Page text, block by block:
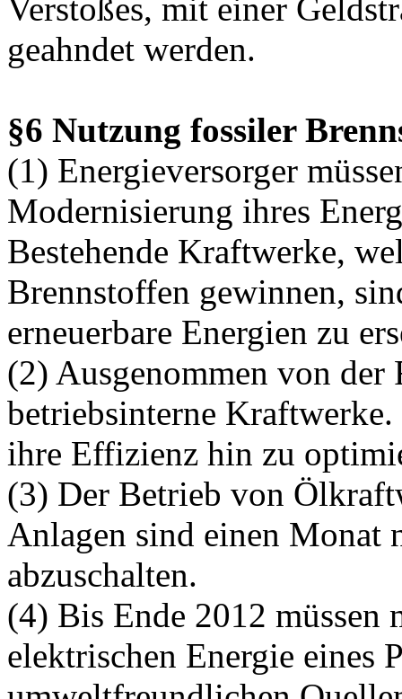
Verstoßes, mit einer
geahndet werden.
§6 Nutzung fossiler
(1) Energieversorger
Modernisierung ihres
Bestehende Kraftwerke,
Brennstoffen gewinnen,
erneuerbare Energien zu
(2) Ausgenommen von der
betriebsinterne
ihre Effizienz hin zu
(3) Der Betrieb von
Anlagen sind einen Monat
abzuschalten.
(4) Bis Ende 2012 müssen
elektrischen Energie eines